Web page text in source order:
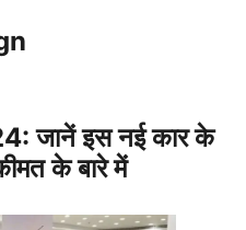
जानें इस नई कार के
के बारे में